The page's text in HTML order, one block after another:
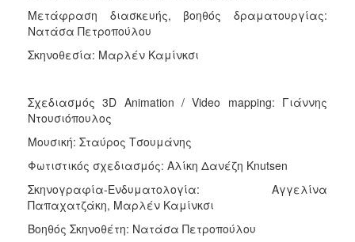
Μετάφραση διασκευής, βοηθός δραματουργίας:
Νατάσα Πετροπούλου
Σκηνοθεσία: Μαρλέν Καμίνκσι
Σχεδιασμός 3D Animation / Video mapping: Γιάννης
Ντουσιόπουλος
Μουσική: Σταύρος Τσουμάνης
Φωτιστικός σχεδιασμός: Αλίκη Δανέζη Knutsen
Σκηνογραφία-Ενδυματολογία: Αγγελίνα
Παπαχατζάκη, Μαρλέν Καμίνκσι
Βοηθός Σκηνοθέτη: Νατάσα Πετροπούλου